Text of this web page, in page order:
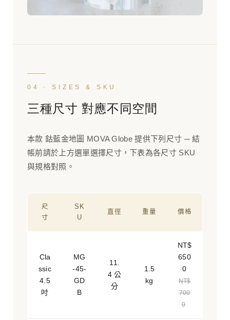
04 · SIZES & SKU
三種尺寸 對應不同空間
本款 鈷藍金地圖 MOVA Globe 提供下列尺寸 ─ 結
帳前請於上方選單選擇尺寸，下表為各尺寸 SKU
與規格對照。
尺
寸
SK
U
直徑 重量 價格
Cla
ssic
4.5
吋
MG
-45-
GD
B
11.
4 公
分
1.5
kg
NT$
650
0
NT$
700
0